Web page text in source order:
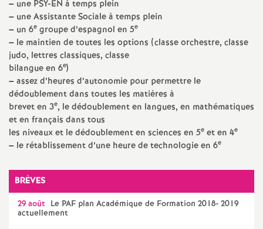
n
s
d
e
S
e
– une PSY-EN à temps plein
– une Assistante Sociale à temps plein
– un 6e groupe d’espagnol en 5e
– le maintien de toutes les options (classe orchestre, classe
judo, lettres classiques, classe
bilangue en 6e)
–assez d’heures d’autonomie pour permettre le
dédoublement dans toutes les matières à
brevet en 3e, le dédoublement en langues, en mathématiques
et en français dans tous
les niveaux et le dédoublement en sciences en 5e et en 4e
– le rétablissement d’une heure de technologie en 6e
BRÈVES
29 août Le PAF plan Académique de Formation 2018- 2019
actuellement